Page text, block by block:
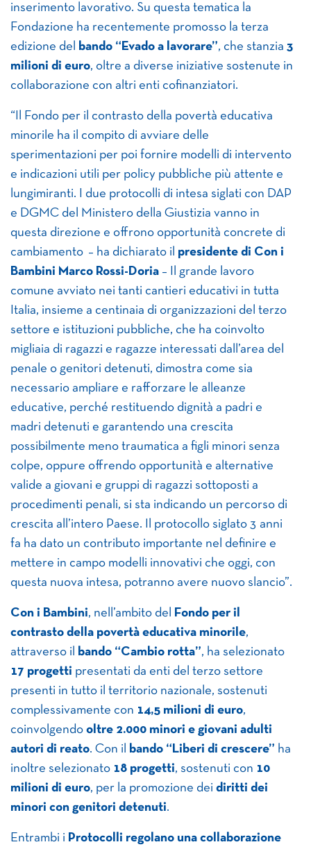
inserimento lavorativo. Su questa tematica la
Fondazione ha recentemente promosso la terza
edizione del
bando “Evado a lavorare”, che stanzia 3
milioni di euro, oltre a diverse iniziative sostenute in
collaborazione con altri enti cofinanziatori.
“Il Fondo per il contrasto della povertà educativa
minorile ha il compito di avviare delle
sperimentazioni per poi fornire modelli di intervento
e indicazioni utili per policy pubbliche più attente e
lungimiranti. I due protocolli di intesa siglati con DAP
e DGMC del Ministero della Giustizia vanno in
questa direzione e offrono opportunità concrete di
cambiamento – ha dichiarato il presidente di Con i
Bambini Marco Rossi-Doria – Il grande lavoro
comune avviato nei tanti cantieri educativi in tutta
Italia, insieme a centinaia di organizzazioni del terzo
settore e istituzioni pubbliche, che ha coinvolto
migliaia di ragazzi e ragazze interessati dall’area del
penale o genitori detenuti, dimostra come sia
necessario ampliare e rafforzare le alleanze
educative, perché restituendo dignità a padri e
madri detenuti e garantendo una crescita
possibilmente meno traumatica a figli minori senza
colpe, oppure offrendo opportunità e alternative
valide a giovani e gruppi di ragazzi sottoposti a
procedimenti penali, si sta indicando un percorso di
crescita all’intero Paese. Il protocollo siglato 3 anni
fa ha dato un contributo importante nel definire e
mettere in campo modelli innovativi che oggi, con
questa nuova intesa, potranno avere nuovo slancio”.
Con i Bambini, nell’ambito del
Fondo per il
contrasto della povertà educativa minorile,
attraverso il
bando “Cambio rotta”, ha selezionato
17 progetti presentati da enti del terzo settore
presenti in tutto il territorio nazionale, sostenuti
complessivamente con 14,5 milioni di euro,
coinvolgendo oltre 2.000 minori e giovani adulti
autori di reato. Con il bando “Liberi di crescere” ha
inoltre selezionato 18 progetti, sostenuti con 10
milioni di euro, per la promozione dei diritti dei
minori con genitori detenuti.
Entrambi i Protocolli regolano una collaborazione